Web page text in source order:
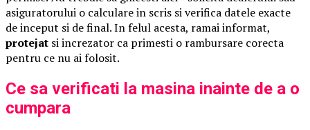
asiguratorului o calculare in scris si verifica datele exacte
de inceput si de final. In felul acesta, ramai informat,
protejat si increzator ca primesti o rambursare corecta
pentru ce nu ai folosit.
Ce sa verificati la masina inainte de a o
cumpara